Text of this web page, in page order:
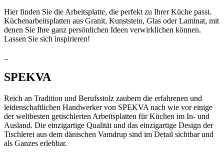
Hier finden Sie die Arbeitsplatte, die perfekt zu Ihrer Küche passt.
Küchenarbeitsplatten aus Granit, Kunststein, Glas oder Laminat, mit
denen Sie Ihre ganz persönlichen Ideen verwirklichen können.
Lassen Sie sich inspirieren!
SPEKVA
Reich an Tradition und Berufsstolz zaubern die erfahrenen und
leidenschaftlichen Handwerker von SPEKVA nach wie vor einige
der weltbesten getischlerten Arbeitsplatten für Küchen im In- und
Ausland. Die einzigartige Qualität und das einzigartige Design der
Tischlerei aus dem dänischen Vamdrup sind im Detail sichtbar und
als Ganzes erlebbar.